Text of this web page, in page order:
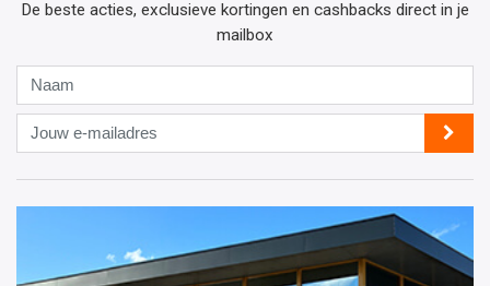
De beste acties, exclusieve kortingen en cashbacks direct in je
mailbox
Jouw
e-
mailadres